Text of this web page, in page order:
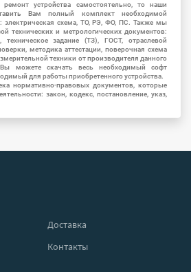
устройства самостоятельно, то наши
Вам полный комплект необходимой
электрическая схема, ТО, РЭ, ФО, ПС. Также мы
технических и метрологических документов:
техническое задание (ТЗ), ГОСТ, отраслевой
методика аттестации, поверочная схема
техники от производителя данного
можете скачать весь необходимый софт
для работы приобретенного устройства.
нормативно-правовых документов, которые
закон, кодекс, постановление, указ,
Доставка
Контакты